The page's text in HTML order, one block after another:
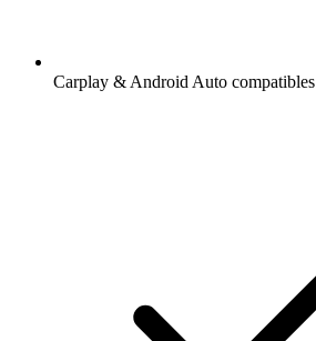
Carplay & Android Auto compatibles